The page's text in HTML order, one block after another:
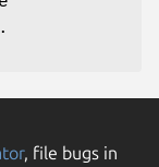
.
, file bugs in